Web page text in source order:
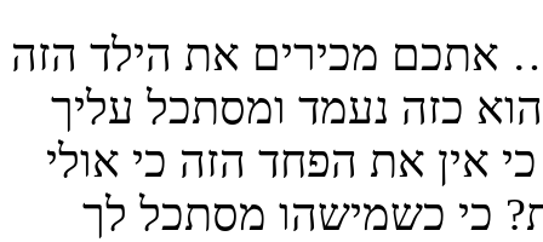
אתכם מכירים את הילד הזה
כזה נעמד ומסתכל עליך
אין את הפחד הזה כי אולי
כי כשמישהו מסתכל לך